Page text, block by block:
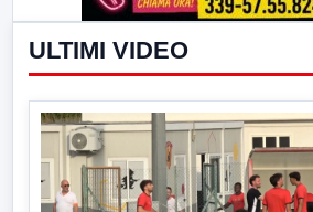
ULTIMI VIDEO